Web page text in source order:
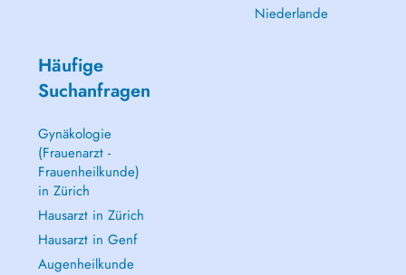
Niederlande
Häufige
Suchanfragen
Gynäkologie
(Frauenarzt -
Frauenheilkunde)
in Zürich
Hausarzt in Zürich
Hausarzt in Genf
Augenheilkunde